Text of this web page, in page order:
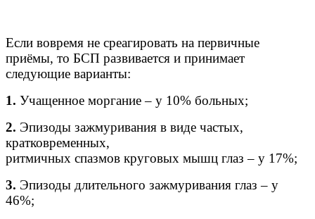
Если вовремя не среагировать на первичные
приёмы, то БСП развивается и принимает
следующие варианты:
1. Учащенное моргание – у 10% больных;
2. Эпизоды зажмуривания в виде частых,
кратковременных,
ритмичных спазмов круговых мышц глаз – у 17%;
3. Эпизоды длительного зажмуривания глаз – у
46%;